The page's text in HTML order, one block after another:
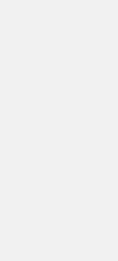
淡水池､草原などの多
み繋殖するコアジサシ